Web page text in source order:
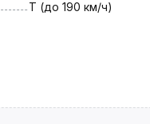
T (до 190 км/ч)